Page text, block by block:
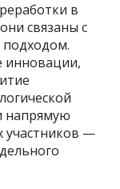
в
связаны с
инновации,
напрямую
участников —